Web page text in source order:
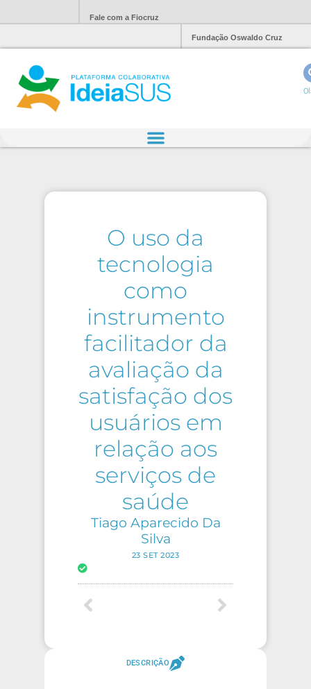
Fale com a Fiocruz
Fundação Oswaldo Cruz
O uso da
tecnologia
como
instrumento
facilitador da
avaliação da
satisfação dos
usuários em
relação aos
serviços de
saúde
Tiago Aparecido Da
Silva
23 SET 2023
DESCRIÇÃO